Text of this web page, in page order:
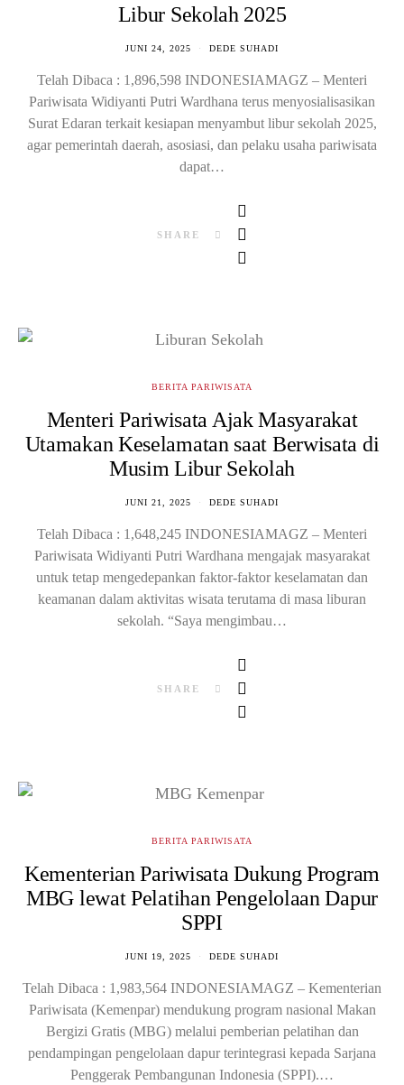
Libur Sekolah 2025
JUNI 24, 2025 DEDE SUHADI
Telah Dibaca : 1,896,598 INDONESIAMAGZ – Menteri
Pariwisata Widiyanti Putri Wardhana terus menyosialisasikan
Surat Edaran terkait kesiapan menyambut libur sekolah 2025,
agar pemerintah daerah, asosiasi, dan pelaku usaha pariwisata
dapat…
SHARE
BERITA PARIWISATA
Menteri Pariwisata Ajak Masyarakat
Utamakan Keselamatan saat Berwisata di
Musim Libur Sekolah
JUNI 21, 2025 DEDE SUHADI
Telah Dibaca : 1,648,245 INDONESIAMAGZ – Menteri
Pariwisata Widiyanti Putri Wardhana mengajak masyarakat
untuk tetap mengedepankan faktor-faktor keselamatan dan
keamanan dalam aktivitas wisata terutama di masa liburan
sekolah. “Saya mengimbau…
SHARE
BERITA PARIWISATA
Kementerian Pariwisata Dukung Program
MBG lewat Pelatihan Pengelolaan Dapur
SPPI
JUNI 19, 2025 DEDE SUHADI
Telah Dibaca : 1,983,564 INDONESIAMAGZ – Kementerian
Pariwisata (Kemenpar) mendukung program nasional Makan
Bergizi Gratis (MBG) melalui pemberian pelatihan dan
pendampingan pengelolaan dapur terintegrasi kepada Sarjana
Penggerak Pembangunan Indonesia (SPPI).…